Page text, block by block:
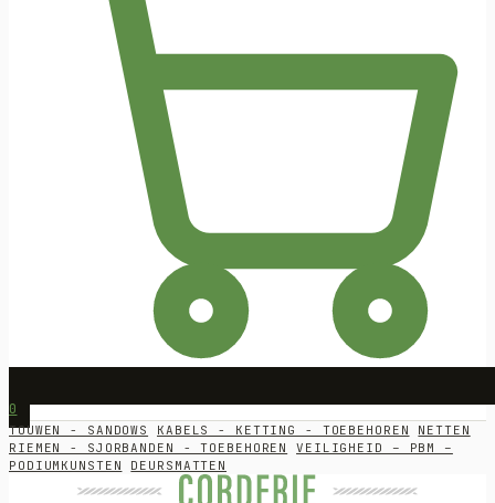
0
TOUWEN - SANDOWS KABELS - KETTING - TOEBEHOREN
NETTEN
RIEMEN - SJORBANDEN - TOEBEHOREN
VEILIGHEID – PBM –
PODIUMKUNSTEN
DEURSMATTEN